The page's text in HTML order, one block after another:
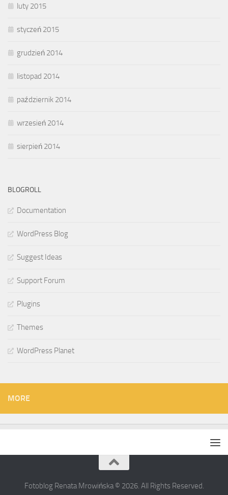
luty 2015
styczeń 2015
grudzień 2014
listopad 2014
październik 2014
wrzesień 2014
sierpień 2014
BLOGROLL
Documentation
WordPress Blog
Suggest Ideas
Support Forum
Plugins
Themes
WordPress Planet
MORE
Fotoblog Renata Mrowińska © 2026. All Rights Reserved.